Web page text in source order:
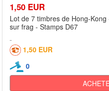
1,50 EUR
Lot de 7 timbres de Hong-
sur frag - Stamps D67
1,50 EUR
0